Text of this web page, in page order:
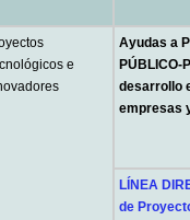
e
Ayudas a
PÚBLICO-
desarrollo
empresas
LÍNEA
de